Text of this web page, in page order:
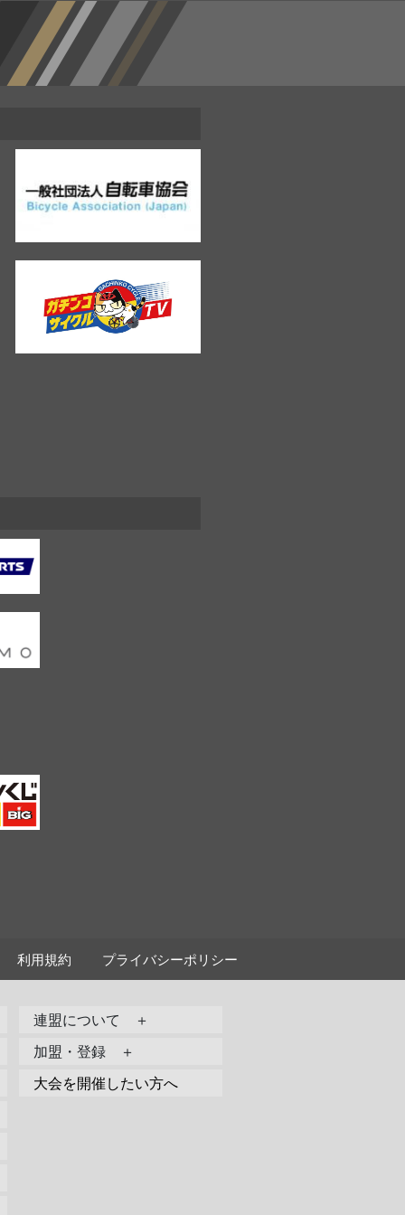
利用規約 プライバシーポリシー
連盟について ＋
加盟・登録 ＋
大会を開催したい方へ